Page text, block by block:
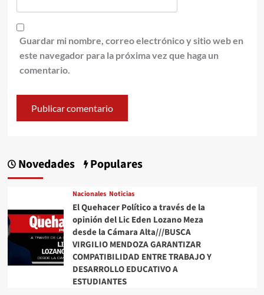
Guardar mi nombre, correo electrónico y sitio web en
este navegador para la próxima vez que haga un
comentario.
Novedades Populares
Nacionales Noticias
El Quehacer Político a través de la
opinión del Lic Eden Lozano Meza
desde la Cámara Alta///BUSCA
VIRGILIO MENDOZA GARANTIZAR
COMPATIBILIDAD ENTRE TRABAJO Y
DESARROLLO EDUCATIVO A
ESTUDIANTES